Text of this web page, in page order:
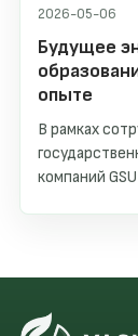
2026-05-06
Будущее
опыте
В рамках
компаний